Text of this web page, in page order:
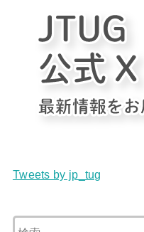
Tweets by jp_tug